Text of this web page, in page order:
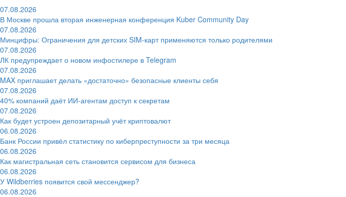
07.08.2026
В Москве прошла вторая инженерная конференция Kuber Community Day
07.08.2026
Минцифры: Ограничения для детских SIM-карт применяются только родителями
07.08.2026
ЛК предупреждает о новом инфостилере в Telegram
07.08.2026
MAX приглашает делать «достаточно» безопасные клиенты себя
07.08.2026
40% компаний даёт ИИ‑агентам доступ к секретам
07.08.2026
Как будет устроен депозитарный учёт криптовалют
06.08.2026
Банк России привёл статистику по киберпреступности за три месяца
06.08.2026
Как магистральная сеть становится сервисом для бизнеса
06.08.2026
У Wildberries появится свой мессенджер?
06.08.2026